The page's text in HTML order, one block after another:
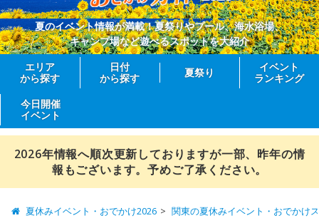
夏のイベント情報が満載！夏祭りやプール、海水浴場、
キャンプ場など遊べるスポットを大紹介
エリア
から探す
日付
から探す
夏祭り
イベント
ランキング
今日開催
イベント
2026年情報へ順次更新しておりますが一部、昨年の情
報もございます。予めご了承ください。
夏休みイベント・おでかけ2026 関東の夏休みイベント・おでかけ